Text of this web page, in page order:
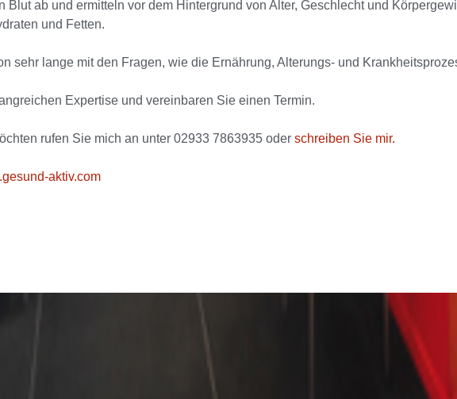
Blut ab und ermitteln vor dem Hintergrund von Alter, Geschlecht und
und Fetten.
sehr lange mit den Fragen, wie die Ernährung, Alterungs- und
Expertise und vereinbaren Sie einen Termin.
rufen Sie mich an unter 02933 7863935 oder schreiben Sie mir.
aktiv.com